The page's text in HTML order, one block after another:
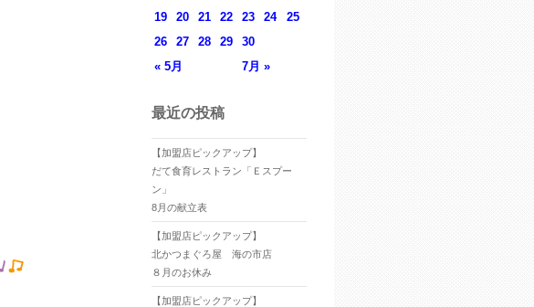
« 5月 7月 »
19
20 21 22 23 24
25
26
27 28 29 30
最近の投稿
【加盟店ピックアップ】
だて食育レストラン「Ｅスプー
ン」
8月の献立表
【加盟店ピックアップ】
北かつまぐろ屋 海の市店
８月のお休み
【加盟店ピックアップ】